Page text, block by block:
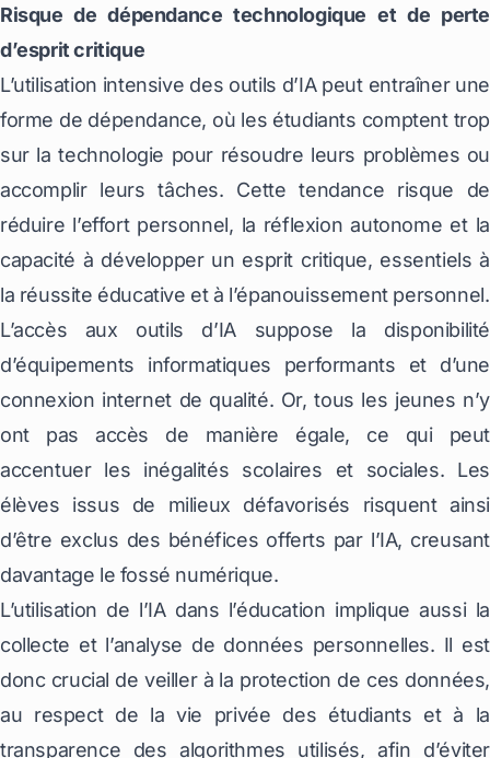
Risque de dépendance technologique et de perte
d’esprit critique
L’utilisation intensive des outils d’IA peut entraîner une
forme de dépendance, où les étudiants comptent trop
sur la technologie pour résoudre leurs problèmes ou
accomplir leurs tâches. Cette tendance risque de
réduire l’effort personnel, la réflexion autonome et la
capacité à développer un esprit critique, essentiels à
la réussite éducative et à l’épanouissement personnel.
L’accès aux outils d’IA suppose la disponibilité
d’équipements informatiques performants et d’une
connexion internet de qualité. Or, tous les jeunes n’y
ont pas accès de manière égale, ce qui peut
accentuer les inégalités scolaires et sociales. Les
élèves issus de milieux défavorisés risquent ainsi
d’être exclus des bénéfices offerts par l’IA, creusant
davantage le fossé numérique.
L’utilisation de l’IA dans l’éducation implique aussi la
collecte et l’analyse de données personnelles. Il est
donc crucial de veiller à la protection de ces données,
au respect de la vie privée des étudiants et à la
transparence des algorithmes utilisés, afin d’éviter